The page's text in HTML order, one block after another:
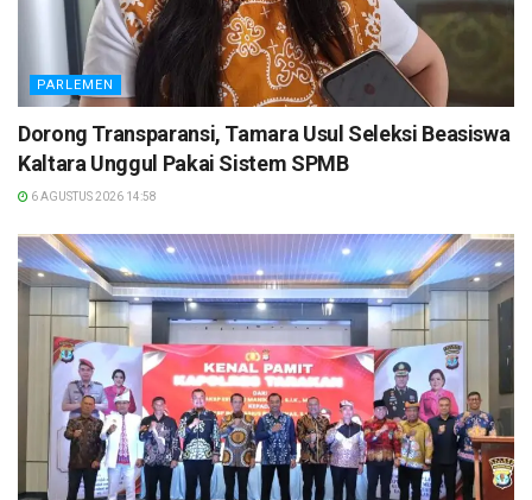
PARLEMEN
Dorong Transparansi, Tamara Usul Seleksi Beasiswa
Kaltara Unggul Pakai Sistem SPMB
6 AGUSTUS 2026 14:58